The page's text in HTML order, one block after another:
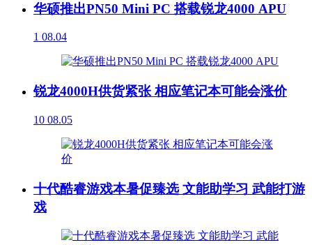
华硕推出PN50 Mini PC 搭载锐龙4000 APU
1 08.04
锐龙4000H供货紧张 相应笔记本可能会涨价
10 08.05
十代酷睿游戏本暑促臻选 文能助学习 武能打游
戏